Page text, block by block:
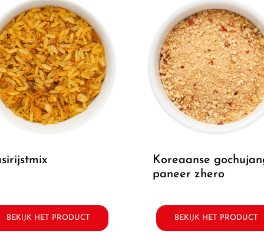
BEKIJK HET PRODUCT
koreaanse gochujang
paneer zhero
BEKIJK HET PRODUCT